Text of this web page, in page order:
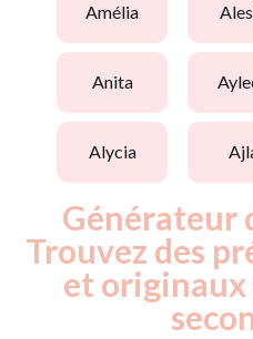
amélia
anita
alycia
Générateur
Trouvez des
et originaux